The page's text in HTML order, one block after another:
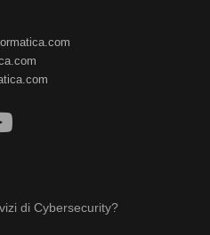
di Cybersecurity?